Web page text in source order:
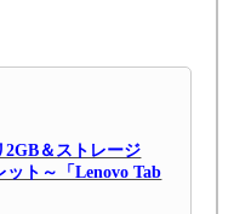
2GB＆ストレージ
ト～「Lenovo Tab